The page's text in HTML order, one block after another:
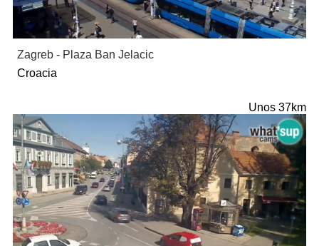
Zagreb - Plaza Ban Jelacic
Croacia
Unos 37km